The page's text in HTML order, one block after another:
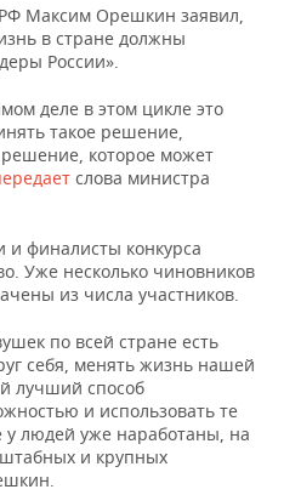
Максим Орешкин заявил,
в стране должны
России».
деле в этом цикле это
такое решение,
которое может
слова министра
и финалисты конкурса
Уже несколько чиновников
из числа участников.
по всей стране есть
себя, менять жизнь нашей
лучший способ
и использовать те
у людей уже наработаны, на
и крупных